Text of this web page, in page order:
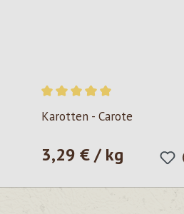
Valutazione media di 5 su 5
Karotten - Carote
Prezzo normale:
3,29 € / kg